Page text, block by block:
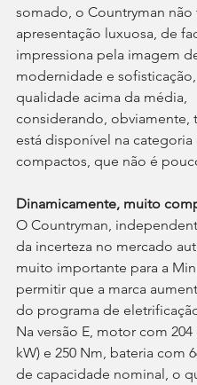
somado, o Countryman não
apresentação luxuosa, de
impressiona pela imagem
modernidade e
qualidade acima da média,
considerando, obviamente,
está disponível na categoria
compactos, que não é
Dinamicamente, muito
O Countryman,
da incerteza no mercado
muito importante para a
permitir que a marca
do programa de
Na versão E, motor com 204
kW) e 250 Nm, bateria com
de capacidade nominal, o